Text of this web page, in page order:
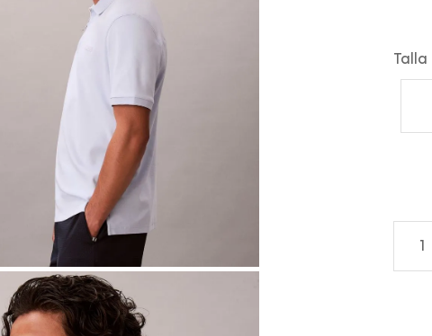
Talla